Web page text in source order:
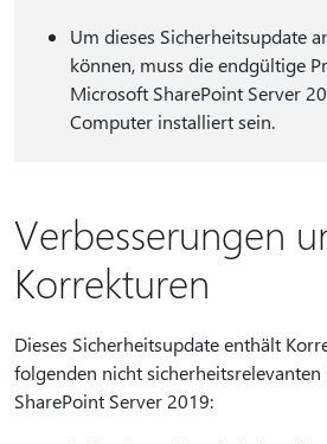
Um dieses Sicherheitsupdate
können, muss die endgültige
Microsoft SharePoint Server
Computer installiert sein.
Verbesserungen
Korrekturen
Dieses Sicherheitsupdate enthält
folgenden nicht sicherheitsrelevanten
SharePoint Server 2019: